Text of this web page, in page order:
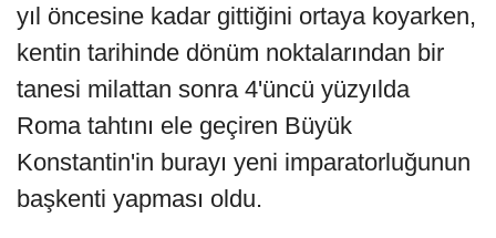
yıl öncesine kadar gittiğini ortaya koyarken,
kentin tarihinde dönüm noktalarından bir
tanesi milattan sonra 4'üncü yüzyılda
Roma tahtını ele geçiren Büyük
Konstantin'in burayı yeni imparatorluğunun
başkenti yapması oldu.